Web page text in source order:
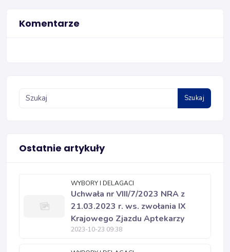
Komentarze
Szukaj
Ostatnie artykuły
WYBORY I DELAGACI
Uchwała nr VIII/7/2023 NRA z
21.03.2023 r. ws. zwołania IX
Krajowego Zjazdu Aptekarzy
2023-10-23 09:38